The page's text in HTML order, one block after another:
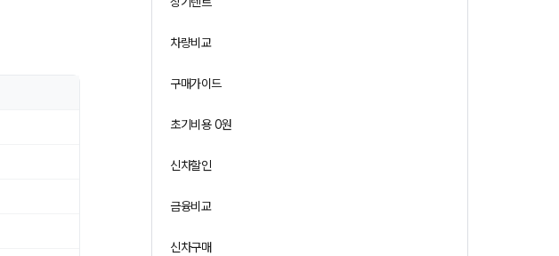
차량비교
구매가이드
초기비용 0원
신차할인
금융비교
신차구매